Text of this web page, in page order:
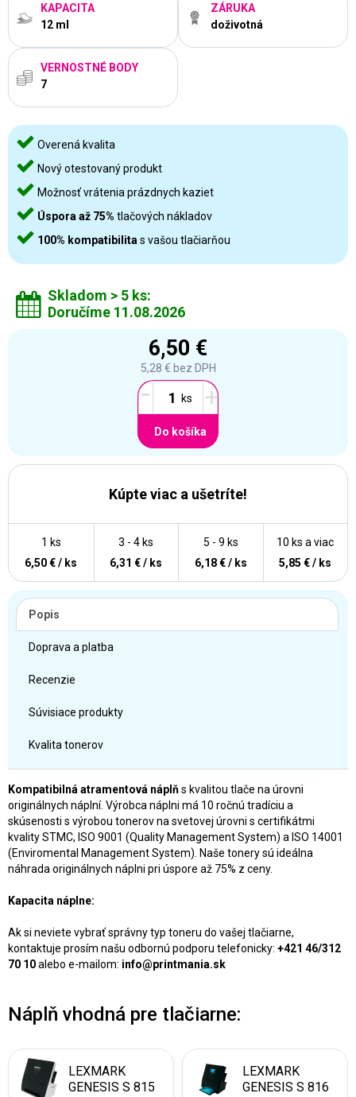
KAPACITA
12 ml
ZÁRUKA
doživotná
VERNOSTNÉ BODY
7
Overená kvalita
Nový otestovaný produkt
Možnosť vrátenia prázdnych kaziet
Úspora až 75% tlačových nákladov
100% kompatibilita s vašou tlačiarňou
Skladom > 5 ks:
Doručíme 11.08.2026
6,50 €
5,28 € bez DPH
- +
Do košíka
Kúpte viac a ušetríte!
10 ks a viac
5,85 € / ks
5 - 9 ks
6,18 € / ks
3 - 4 ks
6,31 € / ks
1 ks
6,50 € / ks
Popis
Doprava a platba
Recenzie
Súvisiace produkty
Kvalita tonerov
Kompatibilná atramentová náplňs kvalitou tlače na úrovni
originálnych náplní. Výrobca náplni má 10 ročnú tradíciu a
skúsenosti s výrobou tonerov na svetovej úrovni s certifikátmi
kvality STMC, ISO 9001 (Quality Management System) a ISO 14001
(Enviromental Management System). Naše tonery sú ideálna
náhrada originálnych náplni pri úspore až 75% z ceny.
Kapacita náplne:
Ak si neviete vybrať správny typ toneru do vašej tlačiarne,
kontaktuje prosím našu odbornú podporu telefonicky: +421 46/312
70 10alebo e-mailom: info@printmania.sk
Náplň vhodná pre tlačiarne:
LEXMARK
GENESIS S 815
LEXMARK
GENESIS S 816